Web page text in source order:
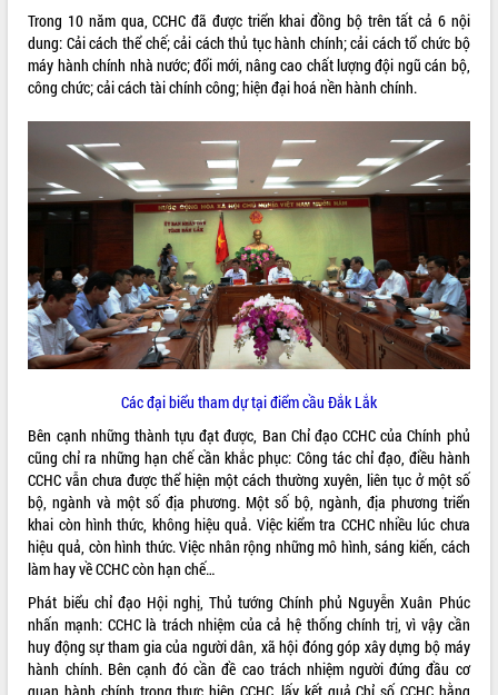
Bàn giải pháp tháo gỡ khó khăn trong
xuất khẩu sầu riêng và triển khai quy
định EUDR
Thứ trưởng Bộ Nông nghiệp và Môi
sầu riêng tại Đắk Lắk
Trình diễn nghệ thuật chế biến các
món ăn từ sầu riêng
Đắk Lắk công bố Quy hoạch và xúc
Ngành cá ngừ Đắk Lắk chủ động thích
ứng để giữ vững thị trường xuất khẩu
Diễn đàn Kinh tế tư nhân Việt Nam đột
phá cơ chế - Hợp tác công tư
cải cách hành chính tỉnh Đắk Lắk
Kết nối tour, đẩy mạnh chuyển đổi số
để phát triển du lịch Đắk Lắk
Khởi động Dự án Đầu tư xây dựng hạ
tầng kỹ thuật Cụm công nghiệp Tân
Tiến
Gặp mặt các cơ quan báo chí nhân Kỷ
niệm 101 năm Ngày Báo chí Cách
mạng Việt Nam
Đắk Lắk sơ kết 4 năm triển khai thực
hiện Đề án 06 của Chính phủ
Họp báo thông tin về Hội nghị Công bố
Tất cả:
66075786
Trong 10 năm qua, CCHC đã được triển khai đồng bộ trên tất cả 6 nội
dung: Cải cách thể chế; cải cách thủ tục hành chính; cải cách tổ chức bộ
máy hành chính nhà nước; đổi mới, nâng cao chất lượng đội ngũ cán bộ,
công chức; cải cách tài chính công; hiện đại hoá nền hành chính.
Các đại biểu tham dự tại điểm cầu Đắk Lắk
Bên cạnh những thành tựu đạt được, Ban Chỉ đạo CCHC của Chính phủ
cũng chỉ ra những hạn chế cần khắc phục: Công tác chỉ đạo, điều hành
CCHC vẫn chưa được thể hiện một cách thường xuyên, liên tục ở một số
bộ, ngành và một số địa phương. Một số bộ, ngành, địa phương triển
khai còn hình thức, không hiệu quả. Việc kiểm tra CCHC nhiều lúc chưa
hiệu quả, còn hình thức. Việc nhân rộng những mô hình, sáng kiến, cách
làm hay về CCHC còn hạn chế…
Phát biểu chỉ đạo Hội nghị, Thủ tướng Chính phủ Nguyễn Xuân Phúc
nhấn mạnh: CCHC là trách nhiệm của cả hệ thống chính trị, vì vậy cần
huy động sự tham gia của người dân, xã hội đóng góp xây dựng bộ máy
hành chính. Bên cạnh đó cần đề cao trách nhiệm người đứng đầu cơ
quan hành chính trong thực hiện CCHC, lấy kết quả Chỉ số CCHC hằng